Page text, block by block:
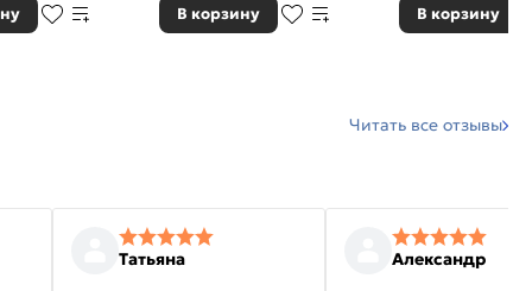
В корзину В корзину
Читать все отзывы
Татьяна Александр